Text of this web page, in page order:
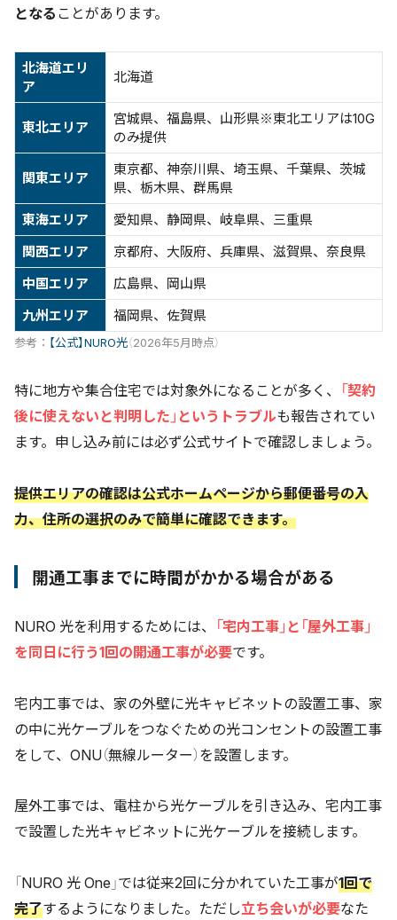
となる ことがあります。
北海道エリ
ア
北海道
東北エリア
宮城県、福島県、山形県※東北エリアは10G
のみ提供
関東エリア
東京都、神奈川県、埼玉県、千葉県、茨城
県、栃木県、群馬県
東海エリア
愛知県、静岡県、岐阜県、三重県
関西エリア
京都府、大阪府、兵庫県、滋賀県、奈良県
中国エリア
広島県、岡山県
九州エリア
福岡県、佐賀県
参考： 【公式】NURO光（2026年5月時点）
特に地方や集合住宅では対象外になることが多く、 「契約
後に使えないと判明した」というトラブルも報告されてい
ます。申し込み前には必ず公式サイトで確認しましょう。
提供エリアの確認は公式ホームページから郵便番号の入
力、住所の選択のみで簡単に確認できます。
開通工事までに時間がかかる場合がある
NURO 光を利用するためには、 「宅内工事」と「屋外工事」
を同日に行う1回の開通工事が必要です。
宅内工事では、家の外壁に光キャビネットの設置工事、家
の中に光ケーブルをつなぐための光コンセントの設置工事
をして、ONU（無線ルーター）を設置します。
屋外工事では、電柱から光ケーブルを引き込み、宅内工事
で設置した光キャビネットに光ケーブルを接続します。
「NURO 光 One」では従来2回に分かれていた工事が1回で
完了するようになりました。ただし立ち会いが必要なた